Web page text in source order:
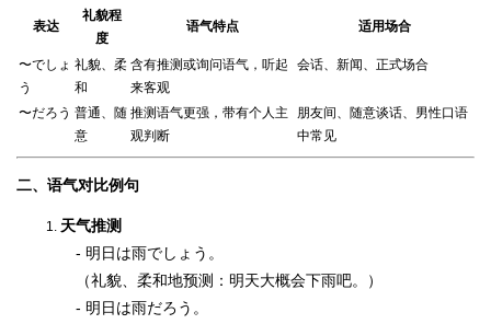
表达
礼貌程
度
语气特点 适用场合
〜でしょ
う
礼貌、柔
和
含有推测或询问语气，听起
来客观
会话、新闻、正式场合
〜だろう 普通、随
意
推测语气更强，带有个人主
观判断
朋友间、随意谈话、男性口语
中常见
二、语气对比例句
天气推测
- 明日は雨でしょう。
（礼貌、柔和地预测：明天大概会下雨吧。）
- 明日は雨だろう。